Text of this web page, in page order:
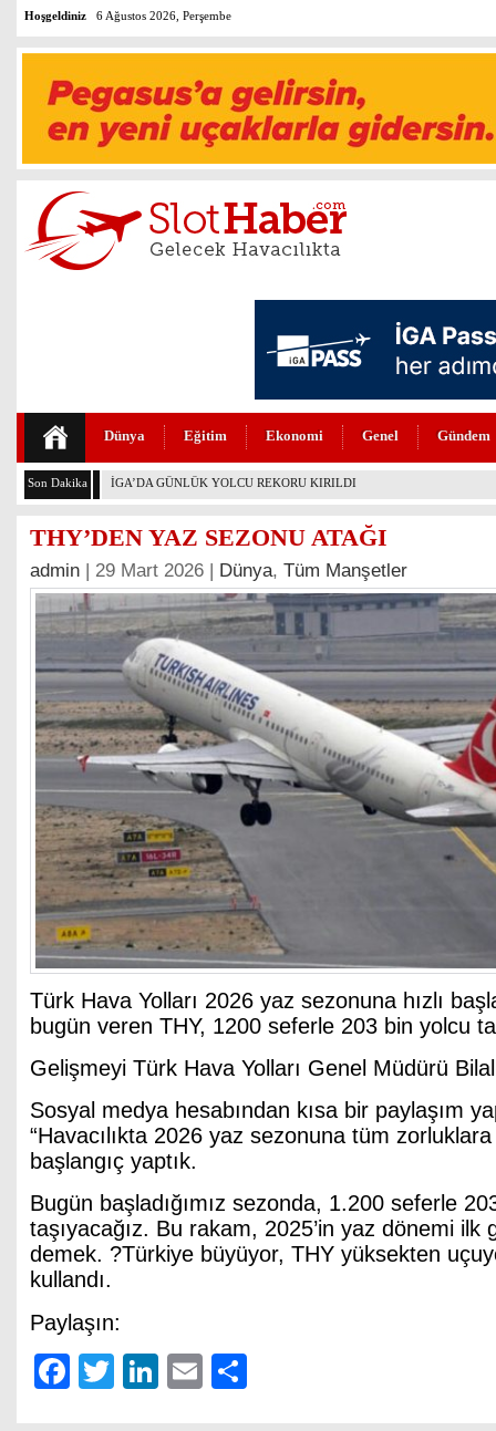
Hoşgeldiniz 6 Ağustos 2026, Perşembe
Dünya Eğitim Ekonomi Genel Gündem
Son Dakika İGA’DA 4. PİST İÇİN GERİ SAYIM BAŞLADI
THY’DEN YAZ SEZONU ATAĞI
admin | 29 Mart 2026 | Dünya, Tüm Manşetler
Türk Hava Yolları 2026 yaz sezonuna hızlı
bugün veren THY, 1200 seferle 203 bin yolcu
Gelişmeyi Türk Hava Yolları Genel Müdürü
Sosyal medya hesabından kısa bir paylaşım
“Havacılıkta 2026 yaz sezonuna tüm
başlangıç yaptık.
Bugün başladığımız sezonda, 1.200 seferle
taşıyacağız. Bu rakam, 2025’in yaz dönemi ilk
demek. ?Türkiye büyüyor, THY yüksekten
kullandı.
Paylaşın:
Facebook
TwitterLinkedIn
Email